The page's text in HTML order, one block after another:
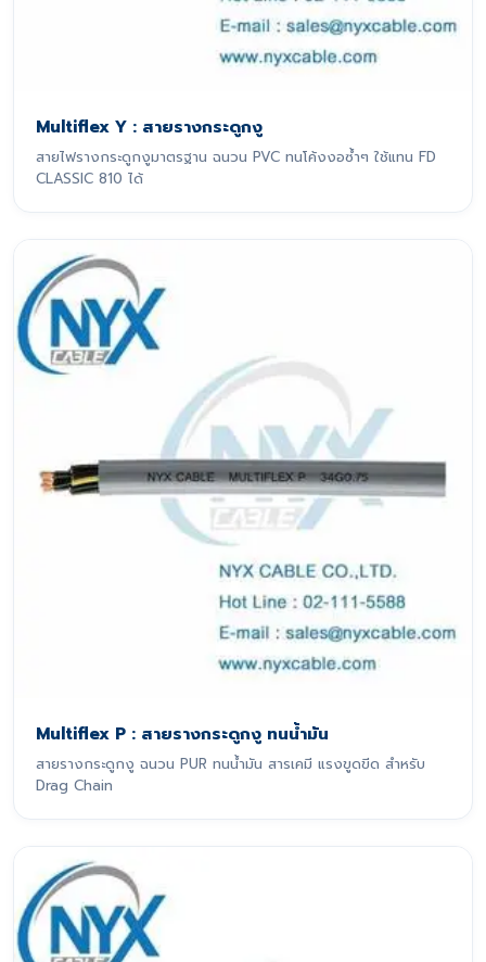
Multiflex Y : สายรางกระดูกงู
สายไฟรางกระดูกงูมาตรฐาน ฉนวน PVC ทนโค้งงอซ้ำๆ ใช้แทน FD
CLASSIC 810 ได้
Multiflex P : สายรางกระดูกงู ทนน้ำมัน
สายรางกระดูกงู ฉนวน PUR ทนน้ำมัน สารเคมี แรงขูดขีด สำหรับ
Drag Chain